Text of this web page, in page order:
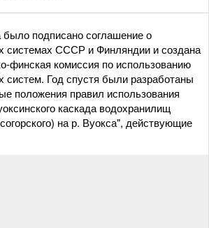
было подписано соглашение о
системах СССР и Финляндии и создана
финская комиссия по использованию
систем. Год спустя были разработаны
положения правил использования
каскада водохранилищ
на р. Вуокса", действующие